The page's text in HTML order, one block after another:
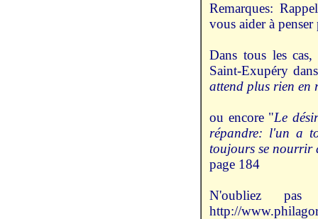
Remarques:
vous aider à
Dans tous les
Saint-Exupéry
attend plus rien en
ou encore "Le
répandre: l'un a
toujours se nourrir
page 184
N'oubliez
http://